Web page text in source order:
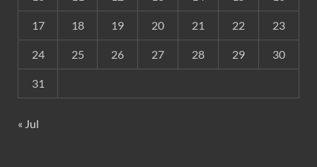
17 18 19 20 21 22 23
24 25 26 27 28 29 30
31
« Jul